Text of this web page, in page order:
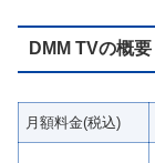
DMM TVの概要
月額料金(税込)